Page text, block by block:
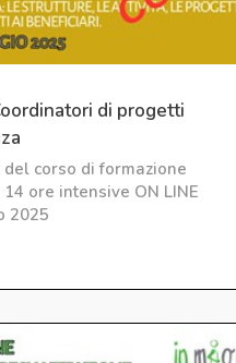
di progetti
del corso di formazione
ore intensive ON LINE
2025